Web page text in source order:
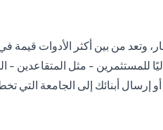
وتعد من بين أكثر الأدوات قيمة
للمستثمرين - مثل المتقاعدين -
إرسال أبنائك إلى الجامعة التي